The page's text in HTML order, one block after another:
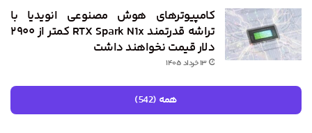
کامپیوترهای هوش مصنوعی انویدیا با
تراشه قدرتمند RTX Spark N1x کمتر از ۲۹۰۰
دلار قیمت نخواهند داشت
۱۳ خرداد ۱۴۰۵
همه (542)